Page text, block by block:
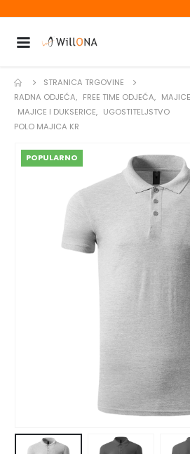
STRANICA TRGOVINE
RADNA ODJEĆA, FREE TIME ODJEĆA,
MAJICE I DUKSERICE, UGOSTITELJSTVO
POLO MAJICA KR
POPULARNO